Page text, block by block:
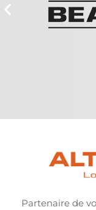
Partenaire de